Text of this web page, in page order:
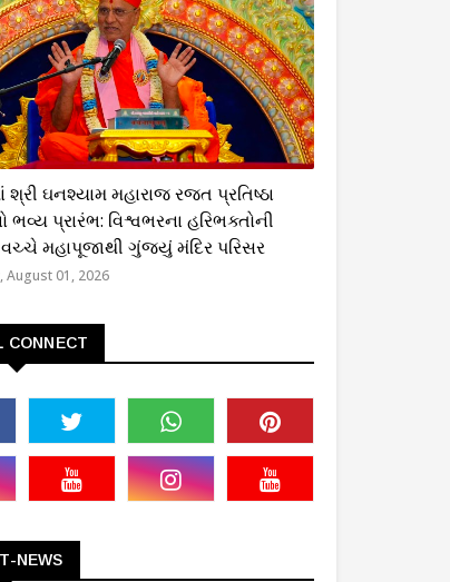
શ્રી ઘનશ્યામ મહારાજ રજત પ્રતિષ્ઠા
ભવ્ય પ્રારંભ: વિશ્વભરના હરિભક્તોની
વચ્ચે મહાપૂજાથી ગુંજ્યું મંદિર પરિસર
August 01, 2026
CONNECT
NEWS